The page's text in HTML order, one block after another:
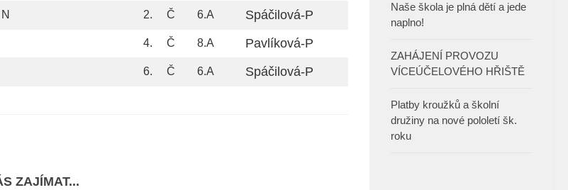
N 2. Č 6.A Spáčilová-P
4. Č 8.A Pavlíková-P
6. Č 6.A Spáčilová-P
ZAJÍMAT...
Naše škola je plná dětí a jede
naplno!
ZAHÁJENÍ PROVOZU
VÍCEÚČELOVÉHO HŘIŠTĚ
Platby kroužků a školní
družiny na nové pololetí šk.
roku